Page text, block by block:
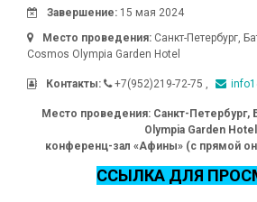
Завершение: 15 мая 2024
Место проведения: Санкт-Петербург,
Cosmos Olympia Garden Hotel
Контакты: +7(952)219-72-75
Место проведения: Санкт-Петербург,
Olympia Garden
конференц-зал «Афины» (с прямой
ССЫЛКА ДЛЯ